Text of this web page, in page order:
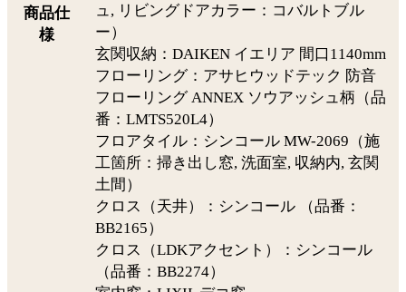
商品仕
様
ュ, リビングドアカラー：コバルトブル
ー）
玄関収納：DAIKEN イエリア 間口1140mm
フローリング：アサヒウッドテック 防音
フローリング ANNEX ソウアッシュ柄（品
番：LMTS520L4）
フロアタイル：シンコール MW-2069（施
工箇所：掃き出し窓, 洗面室, 収納内, 玄関
土間）
クロス（天井）：シンコール （品番：
BB2165）
クロス（LDKアクセント）：シンコール
（品番：BB2274）